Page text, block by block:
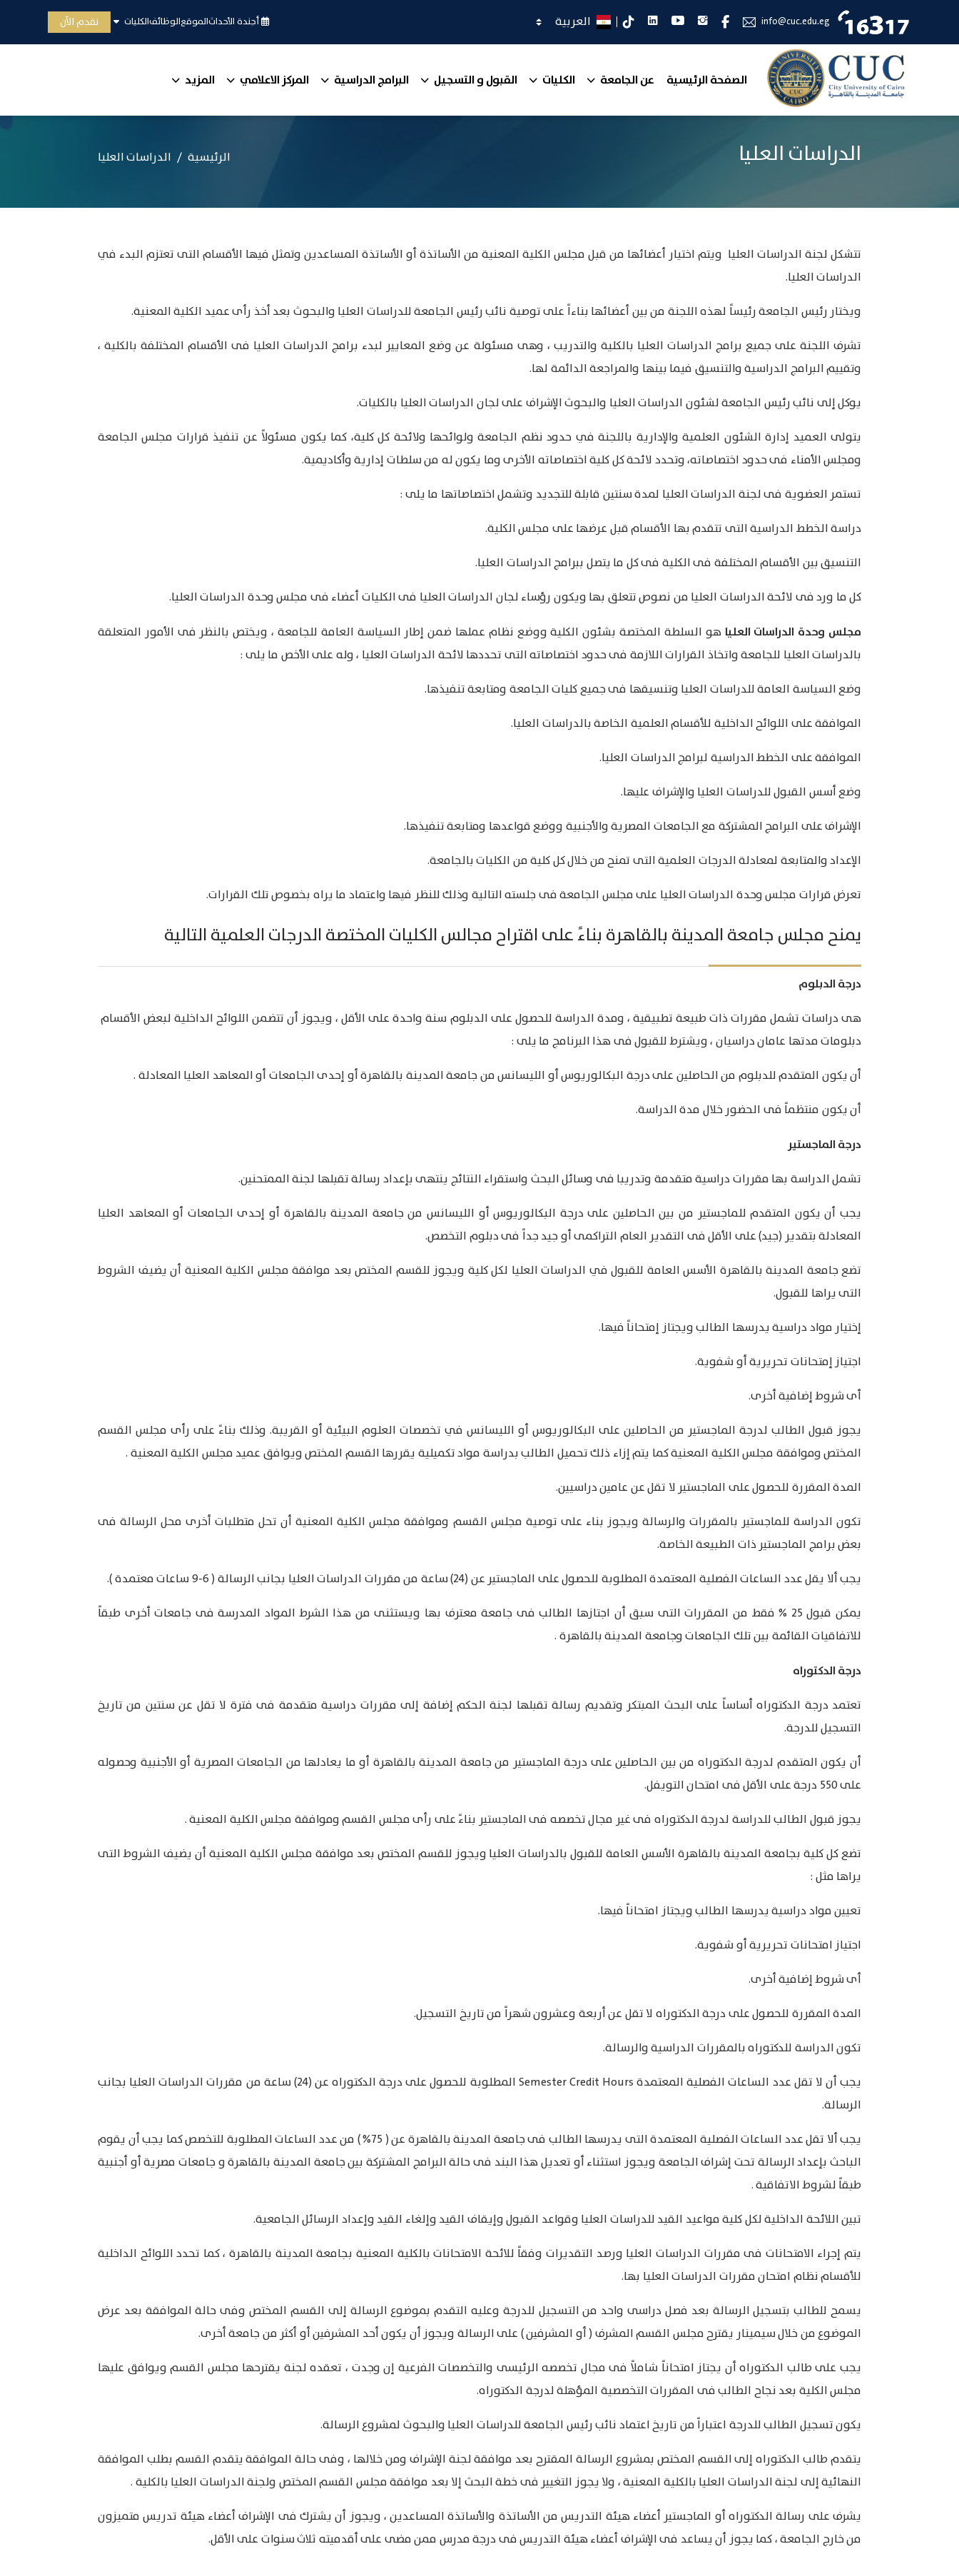
info@cuc.edu.eg فيس بوكانستجراميوتيوبلينكدانتيك توكاختر اللغة أجندة الأحداثالموقعالوظائفالكليات تقدم الآن
الصفحة الرئيسية عن الجامعة الكليات القبول و التسجيل البرامج الدراسية المركز الاعلامي المزيد
الدراسات العليا الرئيسية الدراسات العليا
تتشكل لجنة الدراسات العليا ويتم اختيار أعضائها من قبل مجلس الكلية المعنية من الأساتذة أو الأساتذة المساعدين وتمثل فيها الأقسام التى تعتزم البدء في
الدراسات العليا.
ويختار رئيس الجامعة رئيساً لهذه اللجنة من بين أعضائها بناءاً على توصية نائب رئيس الجامعة للدراسات العليا والبحوث بعد أخذ رأى عميد الكلية المعنية.
تشرف اللجنة على جميع برامج الدراسات العليا بالكلية والتدريب ، وهى مسئولة عن وضع المعايير لبدء برامج الدراسات العليا فى الأقسام المختلفة بالكلية ،
وتقييم البرامج الدراسية والتنسيق فيما بينها والمراجعة الدائمة لها.
يوكل إلى نائب رئيس الجامعة لشئون الدراسات العليا والبحوث الإشراف على لجان الدراسات العليا بالكليات.
يتولى العميد إدارة الشئون العلمية والإدارية باللجنة في حدود نظم الجامعة ولوائحها ولائحة كل كلية، كما يكون مسئولاً عن تنفيذ قرارات مجلس الجامعة
ومجلس الأمناء فى حدود اختصاصاته، وتحدد لائحة كل كلية اختصاصاته الأخرى وما يكون له من سلطات إدارية وأكاديمية.
تستمر العضوية فى لجنة الدراسات العليا لمدة سنتين قابلة للتجديد وتشمل اختصاصاتها ما يلى :
دراسة الخطط الدراسية التى تتقدم بها الأقسام قبل عرضها على مجلس الكلية.
التنسيق بين الأقسام المختلفة فى الكلية فى كل ما يتصل ببرامج الدراسات العليا.
كل ما ورد فى لائحة الدراسات العليا من نصوص تتعلق بها ويكون رؤساء لجان الدراسات العليا فى الكليات أعضاء فى مجلس وحدة الدراسات العليا.
مجلس وحدة الدراسات العليا هو السلطة المختصة بشئون الكلية ووضع نظام عملها ضمن إطار السياسة العامة للجامعة ، ويختص بالنظر فى الأمور المتعلقة
بالدراسات العليا للجامعة واتخاذ القرارات اللازمة فى حدود اختصاصاته التى تحددها لائحة الدراسات العليا ، وله على الأخص ما يلى :
وضع السياسة العامة للدراسات العليا وتنسيقها فى جميع كليات الجامعة ومتابعة تنفيذها.
الموافقة على اللوائح الداخلية للأقسام العلمية الخاصة بالدراسات العليا.
الموافقة على الخطط الدراسية لبرامج الدراسات العليا.
وضع أسس القبول للدراسات العليا والإشراف عليها.
الإشراف على البرامج المشتركة مع الجامعات المصرية والأجنبية ووضع قواعدها ومتابعة تنفيذها.
الإعداد والمتابعة لمعادلة الدرجات العلمية التى تمنح من خلال كل كلية من الكليات بالجامعة.
تعرض قرارات مجلس وحدة الدراسات العليا على مجلس الجامعة فى جلسته التالية وذلك للنظر فيها واعتماد ما يراه بخصوص تلك القرارات.
يمنح مجلس جامعة المدينة بالقاهرة بناءً على اقتراح مجالس الكليات المختصة الدرجات العلمية التالية
درجة الدبلوم
هى دراسات تشمل مقررات ذات طبيعة تطبيقية ، ومدة الدراسة للحصول على الدبلوم سنة واحدة على الأقل ، ويجوز أن تتضمن اللوائح الداخلية لبعض الأقسام
دبلومات مدتها عامان دراسيان ، ويشترط للقبول فى هذا البرنامج ما يلى :
أن يكون المتقدم للدبلوم من الحاصلين على درجة البكالوريوس أو الليسانس من جامعة المدينة بالقاهرة أو إحدى الجامعات أو المعاهد العليا المعادلة .
أن يكون منتظماً فى الحضور خلال مدة الدراسة.
درجة الماجستير
تشمل الدراسة بها مقررات دراسية متقدمة وتدريبا فى وسائل البحث واستقراء النتائج ينتهى بإعداد رسالة تقبلها لجنة الممتحنين.
يجب أن يكون المتقدم للماجستير من بين الحاصلين على درجة البكالوريوس أو الليسانس من جامعة المدينة بالقاهرة أو إحدى الجامعات أو المعاهد العليا
المعادلة بتقدير (جيد) على الأقل فى التقدير العام التراكمى أو جيد جداً فى دبلوم التخصص.
تضع جامعة المدينة بالقاهرة الأسس العامة للقبول في الدراسات العليا لكل كلية ويجوز للقسم المختص بعد موافقة مجلس الكلية المعنية أن يضيف الشروط
التى يراها للقبول.
إختيار مواد دراسية يدرسها الطالب ويجتاز إمتحاناً فيها.
اجتياز إمتحانات تحريرية أو شفوية.
أى شروط إضافية أخرى.
يجوز قبول الطالب لدرجة الماجستير من الحاصلين على البكالوريوس أو الليسانس في تخصصات العلوم البيئية أو القريبة. وذلك بناءً على رأى مجلس القسم
المختص وموافقة مجلس الكلية المعنية كما يتم إزاء ذلك تحميل الطالب بدراسة مواد تكميلية يقررها القسم المختص ويوافق عميد مجلس الكلية المعنية .
المدة المقررة للحصول على الماجستير لا تقل عن عامين دراسيين.
تكون الدراسة للماجستير بالمقررات والرسالة ويجوز بناء على توصية مجلس القسم وموافقة مجلس الكلية المعنية أن تحل متطلبات أخرى محل الرسالة فى
بعض برامج الماجستير ذات الطبيعة الخاصة.
يجب ألا يقل عدد الساعات الفصلية المعتمدة المطلوبة للحصول على الماجستير عن (24) ساعة من مقررات الدراسات العليا بجانب الرسالة ( 6-9 ساعات معتمدة ).
يمكن قبول 25 % فقط من المقررات التى سبق أن اجتازها الطالب فى جامعة معترف بها ويستثنى من هذا الشرط المواد المدرسة فى جامعات أخرى طبقاً
للاتفاقيات القائمة بين تلك الجامعات وجامعة المدينة بالقاهرة .
درجة الدكتوراه
تعتمد درجة الدكتوراه أساساً على البحث المبتكر وتقديم رسالة تقبلها لجنة الحكم إضافة إلى مقررات دراسية متقدمة فى فترة لا تقل عن سنتين من تاريخ
التسجيل للدرجة.
أن يكون المتقدم لدرجة الدكتوراه من بين الحاصلين على درجة الماجستير من جامعة المدينة بالقاهرة أو ما يعادلها من الجامعات المصرية أو الأجنبية وحصوله
على 550 درجة على الأقل فى امتحان التويفل.
يجوز قبول الطالب للدراسة لدرجة الدكتوراه فى غير مجال تخصصه فى الماجستير بناءً على رأى مجلس القسم وموافقة مجلس الكلية المعنية .
تضع كل كلية بجامعة المدينة بالقاهرة الأسس العامة للقبول بالدراسات العليا ويجوز للقسم المختص بعد موافقة مجلس الكلية المعنية أن يضيف الشروط التى
يراها مثل :
تعيين مواد دراسية يدرسها الطالب ويجتاز امتحاناً فيها.
اجتياز امتحانات تحريرية أو شفوية.
أى شروط إضافية أخرى.
المدة المقررة للحصول على درجة الدكتوراه لا تقل عن أربعة وعشرون شهراً من تاريخ التسجيل.
تكون الدراسة للدكتوراه بالمقررات الدراسية والرسالة.
يجب أن لا تقل عدد الساعات الفصلية المعتمدة Semester Credit Hours المطلوبة للحصول على درجة الدكتوراه عن (24) ساعة من مقررات الدراسات العليا بجانب
الرسالة.
يجب ألا تقل عدد الساعات الفصلية المعتمدة التى يدرسها الطالب فى جامعة المدينة بالقاهرة عن ( 75% ) من عدد الساعات المطلوبة للتخصص كما يجب أن يقوم
الباحث بإعداد الرسالة تحت إشراف الجامعة ويجوز استثناء أو تعديل هذا البند فى حالة البرامج المشتركة بين جامعة المدينة بالقاهرة و جامعات مصرية أو أجنبية
طبقاً لشروط الاتفاقية .
تبين اللائحة الداخلية لكل كلية مواعيد القيد للدراسات العليا وقواعد القبول وإيقاف القيد وإلغاء القيد وإعداد الرسائل الجامعية.
يتم إجراء الامتحانات فى مقررات الدراسات العليا ورصد التقديرات وفقاً للائحة الامتحانات بالكلية المعنية بجامعة المدينة بالقاهرة ، كما تحدد اللوائح الداخلية
للأقسام نظام امتحان مقررات الدراسات العليا بها.
يسمح للطالب بتسجيل الرسالة بعد فصل دراسى واحد من التسجيل للدرجة وعليه التقدم بموضوع الرسالة إلى القسم المختص وفى حالة الموافقة بعد عرض
الموضوع من خلال سيمينار يقترح مجلس القسم المشرف ( أو المشرفين ) على الرسالة ويجوز أن يكون أحد المشرفين أو أكثر من جامعة أخرى.
يجب على طالب الدكتوراه أن يجتاز امتحاناً شاملاً فى مجال تخصصه الرئيسى والتخصصات الفرعية إن وجدت ، تعقده لجنة يقترحها مجلس القسم ويوافق عليها
مجلس الكلية بعد نجاح الطالب فى المقررات التخصصية المؤهلة لدرجة الدكتوراه.
يكون تسجيل الطالب للدرجة اعتباراً من تاريخ اعتماد نائب رئيس الجامعة للدراسات العليا والبحوث لمشروع الرسالة.
يتقدم طالب الدكتوراه إلى القسم المختص بمشروع الرسالة المقترح بعد موافقة لجنة الإشراف ومن خلالها ، وفى حالة الموافقة يتقدم القسم بطلب الموافقة
النهائية إلى لجنة الدراسات العليا بالكلية المعنية ، ولا يجوز التغيير فى خطة البحث إلا بعد موافقة مجلس القسم المختص ولجنة الدراسات العليا بالكلية .
يشرف على رسالة الدكتوراه أو الماجستير أعضاء هيئة التدريس من الأساتذة والأساتذة المساعدين ، ويجوز أن يشترك فى الإشراف أعضاء هيئة تدريس متميزون
من خارج الجامعة ، كما يجوز أن يساعد فى الإشراف أعضاء هيئة التدريس فى درجة مدرس ممن مضى على أقدميته ثلاث سنوات على الأقل.